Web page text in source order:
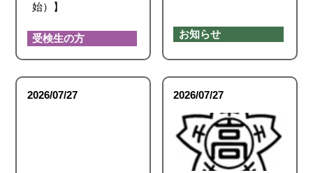
受検生の方
始）】
お知らせ
2026/07/27 2026/07/27